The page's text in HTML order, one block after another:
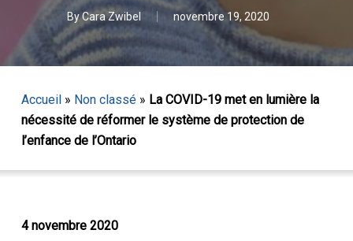
ByCara Zwibel novembre 19, 2020
Accueil» Non classé» La COVID-19 met en lumière la
nécessité de réformer le système de protection de
l’enfance de l’Ontario
4 novembre 2020